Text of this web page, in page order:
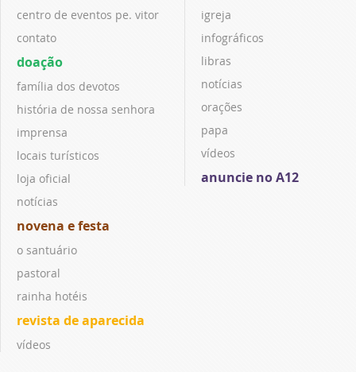
centro de eventos pe. vitor
contato
doação
família dos devotos
história de nossa senhora
imprensa
locais turísticos
loja oficial
notícias
novena e festa
o santuário
pastoral
rainha hotéis
revista de aparecida
vídeos
igreja
infográficos
libras
notícias
orações
papa
vídeos
anuncie no A12